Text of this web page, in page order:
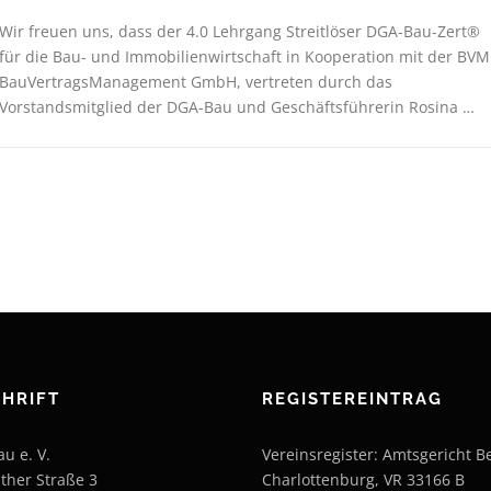
Wir freuen uns, dass der 4.0 Lehrgang Streitlöser DGA-Bau-Zert®
für die Bau- und Immobilienwirtschaft in Kooperation mit der BVM
BauVertragsManagement GmbH, vertreten durch das
Vorstandsmitglied der DGA-Bau und Geschäftsführerin Rosina …
e. V.
Straße 3
REGISTEREINTRAG
Vereinsregister: Amtsgericht
Charlottenburg, VR 33166 B